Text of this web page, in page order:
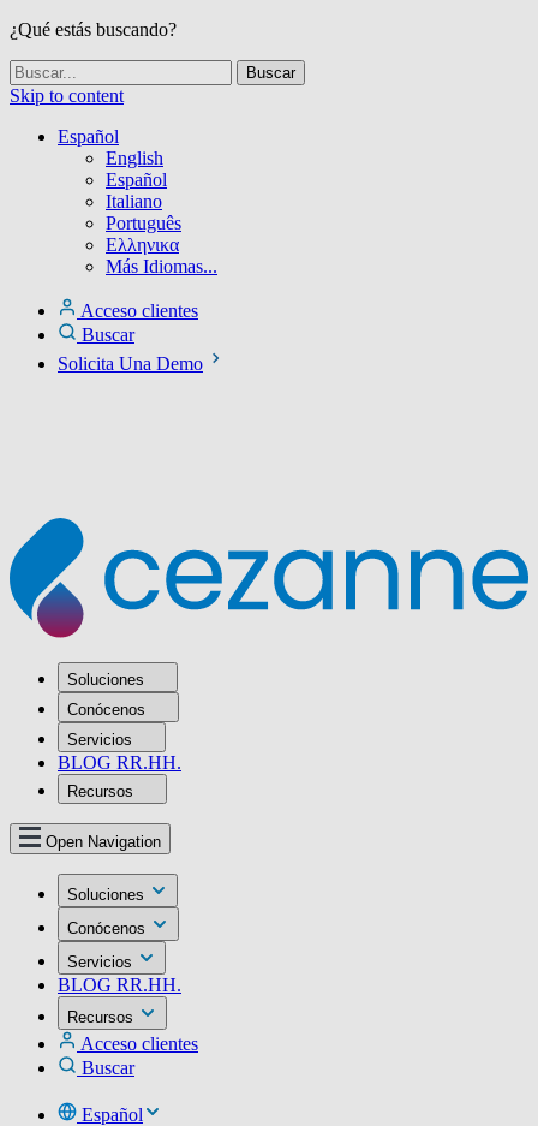
¿Qué estás buscando?
Skip to content
Español
English
Español
Italiano
Português
Ελληνικα
Más Idiomas...
Acceso clientes
Buscar
Solicita Una Demo
Soluciones
Conócenos
Servicios
BLOG RR.HH.
Recursos
Open Navigation
Soluciones
Conócenos
Servicios
BLOG RR.HH.
Recursos
Acceso clientes
Buscar
Español